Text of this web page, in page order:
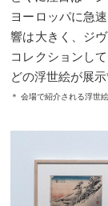
ヨーロッパに急
響は大きく、ジ
コレクションし
どの浮世絵が展示
＊ 会場で紹介される浮世